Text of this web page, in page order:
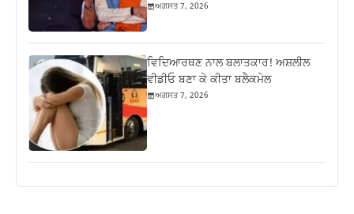
ਅਗਸਤ 7, 2026
ਵਿਦਿਆਰਥਣ ਨਾਲ ਬਲਾਤਕਾਰ! ਅਸ਼ਲੀਲ
ਵੀਡੀਓ ਬਣਾ ਕੇ ਕੀਤਾ ਬਲੈਕਮੇਲ
ਅਗਸਤ 7, 2026